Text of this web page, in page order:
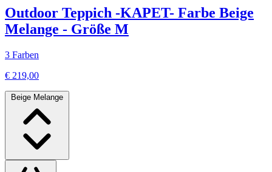
Outdoor Teppich -KAPET- Farbe Beige
Melange - Größe M
3 Farben
€ 219,00
Beige Melange